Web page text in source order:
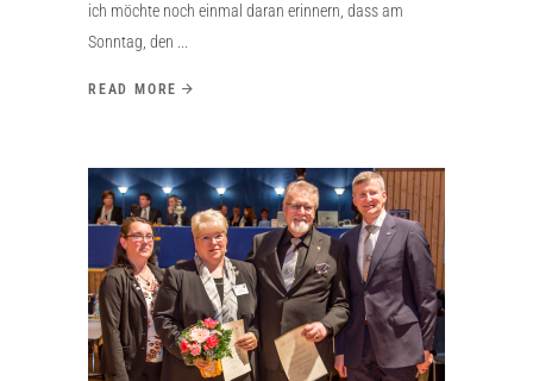
ich möchte noch einmal daran erinnern, dass am
Sonntag, den
READ MORE